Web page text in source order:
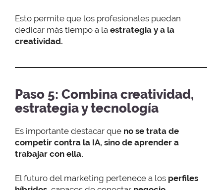
Esto permite que los profesionales puedan
dedicar más tiempo a la estrategia y a la
creatividad.
Paso 5: Combina creatividad,
estrategia y tecnología
Es importante destacar que no se trata de
competir contra la IA, sino de aprender a
trabajar con ella.
El futuro del marketing pertenece a los perfiles